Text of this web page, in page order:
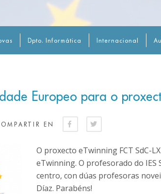
Dpto. Informática Internacional
Europeo para o
EN
O proxecto eTwinning FCT SdC-
eTwinning. O profesorado do IES
centro, con dúas profesoras
Díaz. Parabéns!